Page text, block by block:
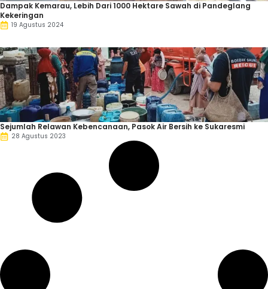
Dampak Kemarau, Lebih Dari 1000 Hektare Sawah di Pandeglang
Kekeringan
19 Agustus 2024
Sejumlah Relawan Kebencanaan, Pasok Air Bersih ke Sukaresmi
28 Agustus 2023